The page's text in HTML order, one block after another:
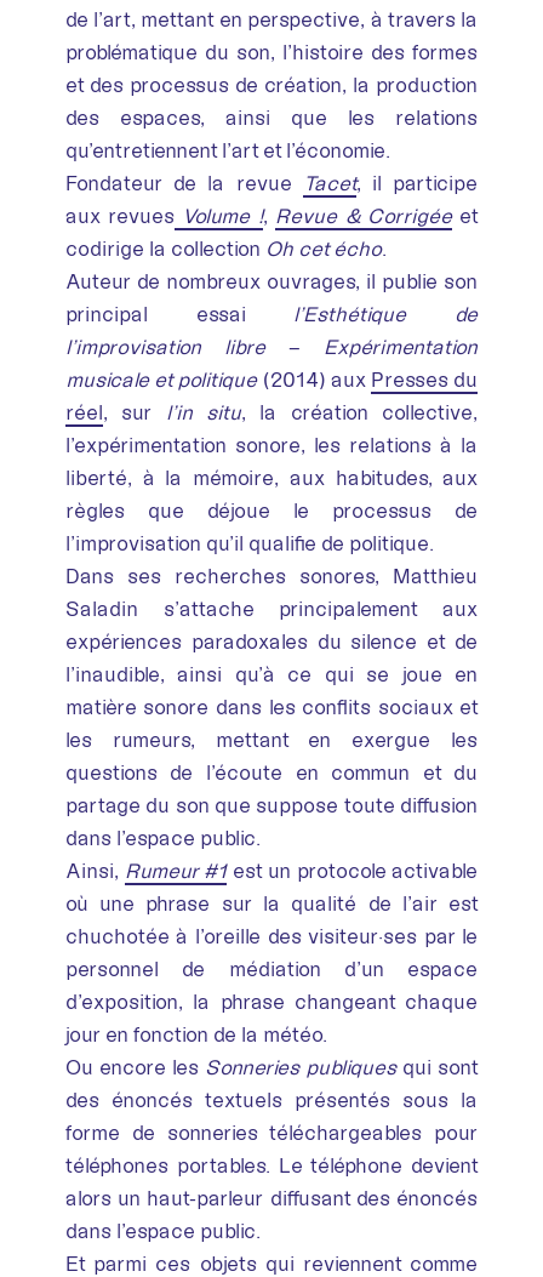
de l’art, mettant en perspective, à travers la
problématique du son, l’histoire des formes
et des processus de création, la production
des espaces, ainsi que les relations
qu’entretiennent l’art et l’économie.
Fondateur de la revue
Tacet, il participe
aux revues Volume !, Revue & Corrigéeet
codirige la collection Oh cet écho.
Auteur de nombreux ouvrages, il publie son
principal essai l’Esthétique de
l’improvisation libre– Expérimentation
musicale et politique(2014) aux Presses du
réel, sur l’in situ, la création collective,
l’expérimentation sonore, les relations à la
liberté, à la mémoire, aux habitudes, aux
règles que déjoue le processus de
l’improvisation qu’il qualifie de politique.
Dans ses recherches sonores, Matthieu
Saladin s’attache principalement aux
expériences paradoxales du silence et de
l’inaudible, ainsi qu’à ce qui se joue en
matière sonore dans les conflits sociaux et
les rumeurs, mettant en exergue les
questions de l’écoute en commun et du
partage du son que suppose toute diffusion
dans l’espace public.
Ainsi, Rumeur #1est un protocole activable
où une phrase sur la qualité de l’air est
chuchotée à l’oreille des visiteur·ses par le
personnel de médiation d’un espace
d’exposition, la phrase changeant chaque
jour en fonction de la météo.
Ou encore lesSonneries publiquesqui sont
des énoncés textuels présentés sous la
forme de sonneries téléchargeables pour
téléphones portables. Le téléphone devient
alors un haut-parleur diffusant des énoncés
dans l’espace public.
Et parmi ces objets qui reviennent comme